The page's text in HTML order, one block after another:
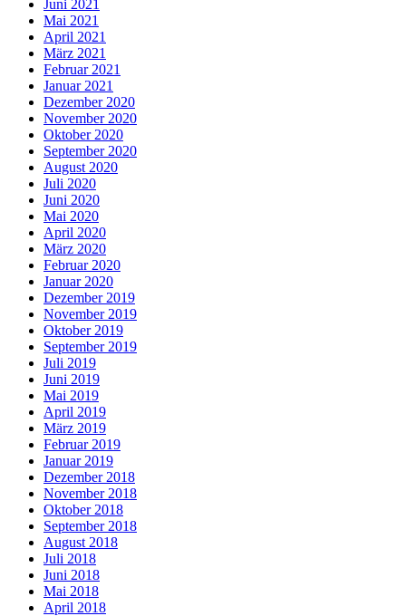
Juni 2021
Mai 2021
April 2021
März 2021
Februar 2021
Januar 2021
Dezember 2020
November 2020
Oktober 2020
September 2020
August 2020
Juli 2020
Juni 2020
Mai 2020
April 2020
März 2020
Februar 2020
Januar 2020
Dezember 2019
November 2019
Oktober 2019
September 2019
Juli 2019
Juni 2019
Mai 2019
April 2019
März 2019
Februar 2019
Januar 2019
Dezember 2018
November 2018
Oktober 2018
September 2018
August 2018
Juli 2018
Juni 2018
Mai 2018
April 2018